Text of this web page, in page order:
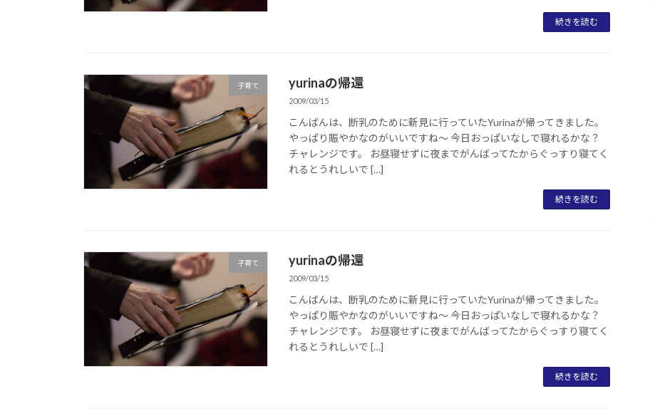
続きを読む
子育て yurinaの帰還
2009/03/15
こんばんは、断乳のために新見に行っていたYurinaが帰ってきました。
やっぱり賑やかなのがいいですね～ 今日おっぱいなしで寝れるかな？
チャレンジです。 お昼寝せずに夜までがんばってたからぐっすり寝てく
れるとうれしいで […]
続きを読む
子育て yurinaの帰還
2009/03/15
こんばんは、断乳のために新見に行っていたYurinaが帰ってきました。
やっぱり賑やかなのがいいですね～ 今日おっぱいなしで寝れるかな？
チャレンジです。 お昼寝せずに夜までがんばってたからぐっすり寝てく
れるとうれしいで […]
続きを読む